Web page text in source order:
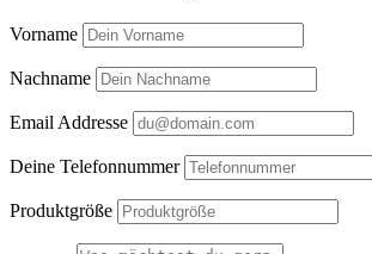
Vorname
Nachname
Email Addresse
Deine Telefonnummer
Produktgröße